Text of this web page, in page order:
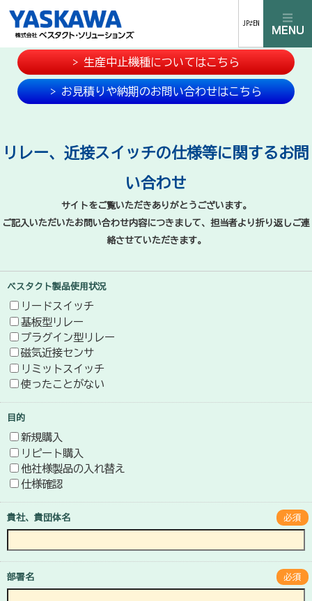
JP⇄EN
> 生産中止機種についてはこちら
> お見積りや納期のお問い合わせはこちら
リレー、近接スイッチの仕様等に関するお問
い合わせ
サイトをご覧いただきありがとうございます。
ご記入いただいたお問い合わせ内容につきまして、担当者より折り返しご連
絡させていただきます。
ベスタクト製品使用状況
リードスイッチ
基板型リレー
プラグイン型リレー
磁気近接センサ
リミットスイッチ
使ったことがない
目的
新規購入
リピート購入
他社様製品の入れ替え
仕様確認
貴社、貴団体名 必須
部署名 必須